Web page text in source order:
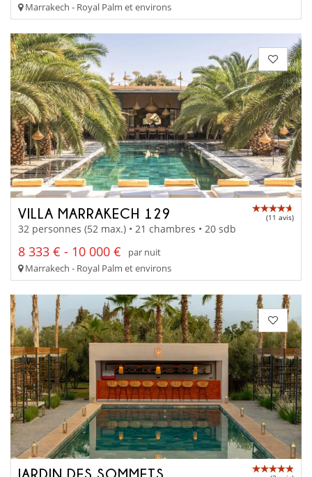
Marrakech - Royal Palm et environs
VILLA MARRAKECH 129 (11 avis)
32 personnes (52 max.) • 21 chambres • 20 sdb
8 333 € - 10 000 €
par nuit
Marrakech - Royal Palm et environs
JARDIN DES SOMMETS